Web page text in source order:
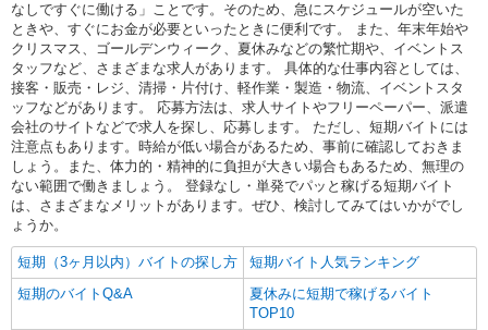
なしですぐに働ける」ことです。そのため、急にスケジュールが空いた
ときや、すぐにお金が必要といったときに便利です。 また、年末年始や
クリスマス、ゴールデンウィーク、夏休みなどの繁忙期や、イベントス
タッフなど、さまざまな求人があります。 具体的な仕事内容としては、
接客・販売・レジ、清掃・片付け、軽作業・製造・物流、イベントスタ
ッフなどがあります。 応募方法は、求人サイトやフリーペーパー、派遣
会社のサイトなどで求人を探し、応募します。 ただし、短期バイトには
注意点もあります。時給が低い場合があるため、事前に確認しておきま
しょう。また、体力的・精神的に負担が大きい場合もあるため、無理の
ない範囲で働きましょう。 登録なし・単発でパッと稼げる短期バイト
は、さまざまなメリットがあります。ぜひ、検討してみてはいかがでし
ょうか。
短期（3ヶ月以内）バイトの探し方
短期バイト人気ランキング
短期のバイトQ&A
夏休みに短期で稼げるバイト
TOP10